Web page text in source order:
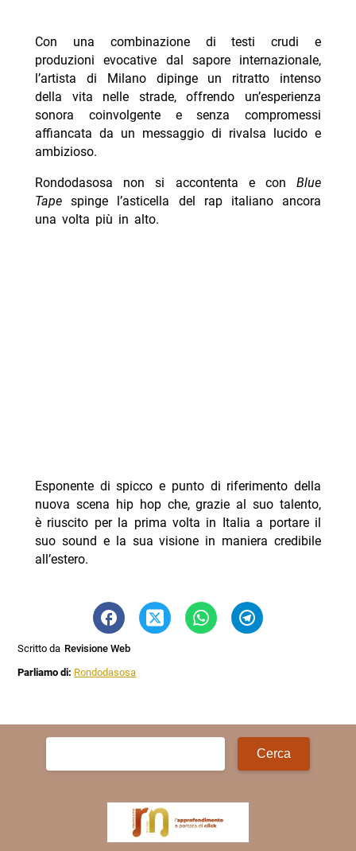
Con una combinazione di testi crudi e
produzioni evocative dal sapore internazionale,
l’artista di Milano dipinge un ritratto intenso
della vita nelle strade, offrendo un’esperienza
sonora coinvolgente e senza compromessi
affiancata da un messaggio di rivalsa lucido e
ambizioso.
Rondodasosa non si accontenta e conBlue
Tapespinge l’asticella del rap italiano ancora
una volta più in alto.
Esponente di spicco e punto di riferimento della
nuova scena hip hop che, grazie al suo talento,
è riuscito per la prima volta in Italia a portare il
suo sound e la sua visione in maniera credibile
all’estero.
Scritto da Revisione Web
Parliamo di: Rondodasosa